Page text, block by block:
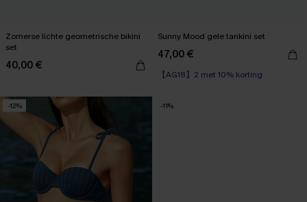
Zomerse lichte geometrische bikini
set
40,00 €
Sunny Mood gele tankini set
47,00 €
【AG18】2 met 10% korting
-12% -11%